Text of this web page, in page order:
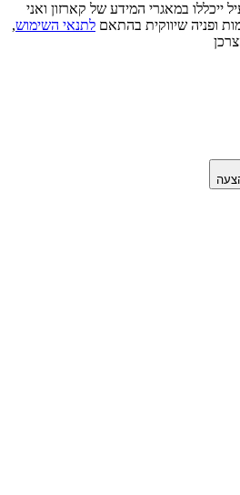
ייכללו במאגרי המידע של קארזון ואני
ופניה שיווקית בהתאם לתנאי השימוש,